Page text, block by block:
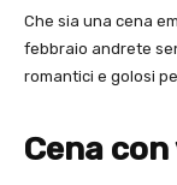
Che sia una cena
febbraio andrete
romantici e golosi
Cena